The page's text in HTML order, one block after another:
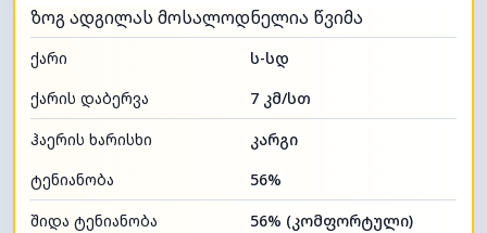
ზოგ ადგილას მოსალოდნელია წვიმა
ქარი
ს-სდ
ქარის დაბერვა
7 კმ/სთ
ჰაერის ხარისხი
კარგი
ტენიანობა
56%
შიდა ტენიანობა
56% (კომფორტული)